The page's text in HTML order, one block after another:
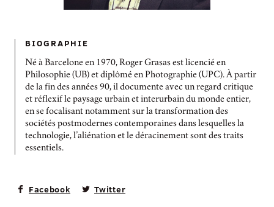
BIOGRAPHIE
Né à Barcelone en 1970, Roger Grasas est licencié en
Philosophie (UB) et diplômé en Photographie (UPC). À partir
de la fin des années 90, il documente avec un regard critique
et réflexif le paysage urbain et interurbain du monde entier,
en se focalisant notamment sur la transformation des
sociétés postmodernes contemporaines dans lesquelles la
technologie, l’aliénation et le déracinement sont des traits
essentiels.
Facebook Twitter